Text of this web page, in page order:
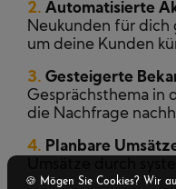
2. Automatisierte
Neukunden für dich
um deine Kunden
3. Gesteigerte
Gesprächsthema in
die Nachfrage
4. Planbare
🍪 Mögen Sie Cookies? Wir